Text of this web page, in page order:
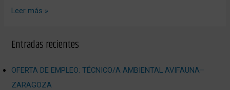
Leer más »
Entradas recientes
OFERTA DE EMPLEO: TÉCNICO/A AMBIENTAL AVIFAUNA–
ZARAGOZA